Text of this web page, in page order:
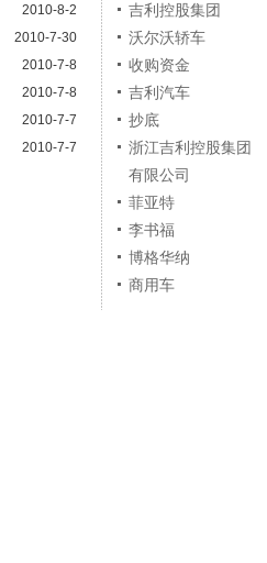
2010-8-2
2010-7-30
2010-7-8
2010-7-8
2010-7-7
2010-7-7
吉利控股集团
沃尔沃轿车
收购资金
吉利汽车
抄底
浙江吉利控股集团
有限公司
菲亚特
李书福
博格华纳
商用车